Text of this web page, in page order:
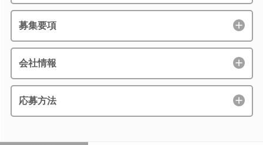
募集要項
会社情報
応募方法